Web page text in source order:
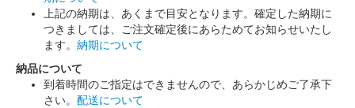
上記の納期は、あくまで目安となります。確定した納期に
つきましては、ご注文確定後にあらためてお知らせいたし
ます。 納期について
納品について
到着時間のご指定はできませんので、あらかじめご了承下
さい。 配送について